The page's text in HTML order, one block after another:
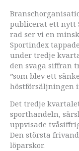
publicerat ett nytt
rad ser vi en
Sportindex
under tredje
den svaga siffran
”som blev ett
höstförsäljningen
Det tredje
sporthandeln,
uppvisade
Den största
löparskor.